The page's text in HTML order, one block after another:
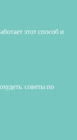
этот способ и
советы по